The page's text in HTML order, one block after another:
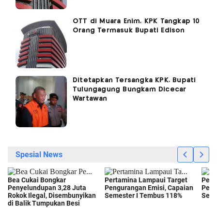
OTT di Muara Enim, KPK Tangkap 10
Orang Termasuk Bupati Edison
Ditetapkan Tersangka KPK, Bupati
Tulungagung Bungkam Dicecar
Wartawan